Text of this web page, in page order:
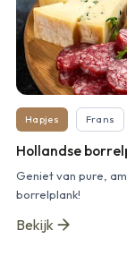
Hapjes Frans
Hollandse
Geniet van pure,
borrelplank!
Bekijk